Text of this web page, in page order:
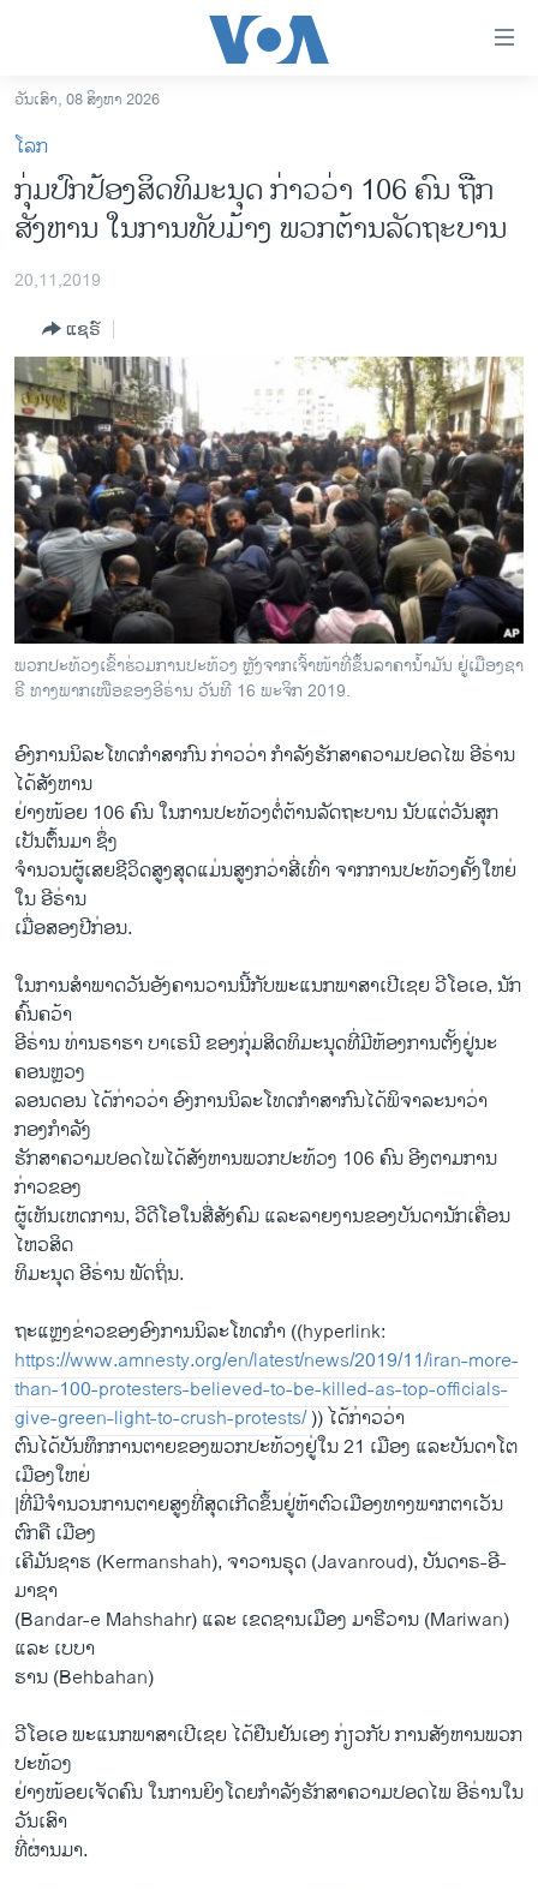
ເຂົ້າ
ຫາ
ຂ້າມ
ຂ້າມ
ຂ້າມ
ຫາ
ລາວ
ອາເມຣິກາ
ຂ່າວ​ຈີນ
ໂລກ
ເອເຊຍ
ອິດສະຫຼະພາບດ້ານການຂ່າວ
ຊີວິດຊາວລາວ
ຊຸມຊົນຊາວລາວ
ວິທະຍາສາດ-ເທັກໂນໂລຈີ
ທຸລະກິດ
ພາສາອັງກິດ
ວີດີໂອ
ລາຍການກະຈາຍສຽງ
ລາຍງານ
ຕິດຕາມພວກເຮົາ ທີ່
ພາສາຕ່າງໆ
ວັນເສົາ, 08 ສິງຫາ 2026
ໂລກ
ກຸ່ມ​​ປົກ​ປ້ອງສິດ​ທິ​ມະ​ນຸດ​ ກ່າວ​ວ່າ 106 ຄົນ ຖືກ​
ສັງ​ຫານ ໃນ​ການ​ທັບ​ມ້າງ​ ພວກຕ້ານ​ລັດ​ຖະ​ບານ
20,11,2019
ແຊຣ໌
ພວກ​ປະ​ທ້ວງ​ເຂົ້າ​ຮ່ວມ​ການ​ປະ​ທ້ວງ ຫຼັງ​ຈາກ​​ເຈົ້າ​ໜ້າ​ທີ່ຂຶ້ນ​ລາ​ຄາ​ນ້ຳ​ມັນ ຢູ່​​ເມືອງຊາ​
ຣີ ທາງພາກ​ເໜືອຂອງ​ອີ​ຣ່ານ ວັນ​ທີ 16 ພະ​ຈິກ 2019.
ອົງ​ການ​ນິ​ລະ​ໂທດ​ກຳ​ສາ​ກົນ ກ່າວ​ວ່າ ກຳ​ລັງ​ຮັກ​ສາ​ຄວາມ​ປອດ​ໄພ ອີ​ຣ່ານ
ໄດ້​ສັງ​ຫານ
​ຢ່າງ​ໜ້ອຍ 106 ຄົນ ໃນການ​ປະ​ທ້ວງຕໍ່​ຕ້ານ​ລັດ​ຖະ​ບານ ນັບ​ແຕ່​ວັນ​ສຸກ​
ເປັນ​ຕົໍ້​ນ​ມາ ຊຶ່ງ​
ຈຳ​ນວນ​ຜູ້​ເສຍ​ຊີ​ວິດ​ສູງ​ສຸດ​ແມ່ນສູງກວ່າ​ສີ່​ເທົ່າ​ ຈາກການ​ປະ​ທ້ວງ​ຄັ້ງ​ໃຫຍ່
ໃນ​ ອີ​ຣ່ານ
ເມື່ອ​ສອງ​ປີ​ກ່ອນ.
ໃນ​ການ​ສຳ​ພາດວັນ​ອັງ​ຄານ​ວານ​ນີ້​ກັບ​ພະ​ແນກ​ພາ​ສາ​ເປີ​ເຊຍ ວີ​ໂອ​ເອ, ນັກ​
ຄົ້ນ​ຄວ້າ
ອີ​ຣ່ານ ທ່ານ​ຣາ​ຮາ ບາ​ເຣ​ນີ ຂອງ​ກຸ່ມ​ສິດ​ທິ​ມະ​ນຸດ​ທີ່​ມີ​ຫ້ອງການຕັ້ງ​ຢູ່​ນະ​
ຄອນ​ຫຼວງ
​ລອນດອນ ໄດ້ກ່າວ​ວ່າ ອົງ​ການນິ​ລະ​ໂທດ​ກຳ​ສາ​ກົນໄດ້​ພິ​ຈາ​ລະ​ນາ​ວ່າ
ກອງກຳ​ລັງ
​ຮັກ​ສາ​ຄວ​າມ​ປອດ​ໄພ​ໄດ້​ສັງ​ຫານພວກ​ປະ​ທ້ວງ 106 ຄົນ ອີງ​ຕາມການ​
ກ່າວ​ຂອງ​
ຜູ້​ເຫັນ​ເຫດ​ການ, ວີ​ດີ​ໂອໃນ​ສື່​ສັງ​ຄົມ ແລະ​ລາຍ​ງານ​ຂອງ​ບັນ​ດາ​ນັກ​ເຄື່ອນ​
ໄຫວ​ສິດ​
ທິ​ມະ​ນຸດ ອີ​ຣ່ານ ພັດ​ຖິ່ນ.
ຖະ​ແຫຼງຂ່າວ​ຂອງ​ອົງ​ການນິ​ລ​ະ​ໂທດ​ກຳ ((hyperlink:
https://www.amnesty.org/en/latest/news/2019/11/iran-more-
than-100-protesters-believed-to-be-killed-as-top-officials-
give-green-light-to-crush-protests/)) ​ໄດ້​ກ່າວ​ວ່າ
ຕົນ​ໄດ້​ບັນ​ທຶກ​ການ​ຕາຍ​ຂອງພວກ​ປະ​ທ້ວງຢູ່​ໃນ 21 ເມືອງ ແລະ​ບັນ​ດາໂຕ​
ເມືອງ​ໃຫຍ່
|ທີ່​ມີ​ຈຳ​ນວນ​ການ​ຕາຍ​ສູງ​ທີ່​ສຸດ​ເກີດ​ຂຶ້ນ​ຢູ່​ຫ້າ​ຕົວເມືອງ​ທາງ​ພາກ​ຕາ​ເວັນ​
ຕົກ​ຄື ເມືອງ
ເຄີ​ມັນ​ຊາຮ (Kermanshah), ຈາ​ວານ​ຣຸດ (Javanroud), ບັນ​ດາ​ຣ-ອີ-
ມາ​ຊາ​
(Bandar-e Mahshahr) ແລະ​ ເຂດຊານເມືອງ ມາ​ຣີ​ວານ (Mariwan)
ແລະ ​ເບບາ​
ຮານ (Behbahan)
ວີ​ໂອ​ເອ ພະ​ແນກ​ພາ​ສາ​ເປີ​ເຊຍ ໄດ້​ຢືນ​ຢັນ​ເອງ ກ່ຽວ​ກັບ ​ການ​ສັງ​ຫານ​ພວກ​
ປະ​ທ້ວງ
ຢ່າງ​ໜ້ອຍ​ເຈັດ​ຄົນ​ ໃນການ​ຍິງໂດຍກຳ​ລັງ​ຮັກ​ສາ​ຄວາມ​ປອດ​ໄພ​ ອີ​ຣ່ານ​ໃນ​
ວັນ​ເສົາ​
ທີ່​ຜ່ານ​ມາ.